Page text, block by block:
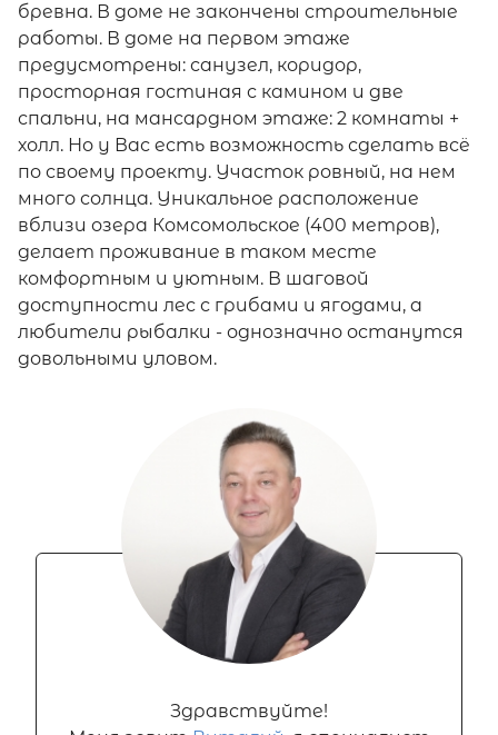
бревна. В доме не закончены строительные
работы. В доме на первом этаже
предусмотрены: санузел, коридор,
просторная гостиная с камином и две
спальни, на мансардном этаже: 2 комнаты +
холл. Но у Вас есть возможность сделать всё
по своему проекту. Участок ровный, на нем
много солнца. Уникальное расположение
вблизи озера Комсомольское (400 метров),
делает проживание в таком месте
комфортным и уютным. В шаговой
доступности лес с грибами и ягодами, а
любители рыбалки - однозначно останутся
довольными уловом.
Здравствуйте!